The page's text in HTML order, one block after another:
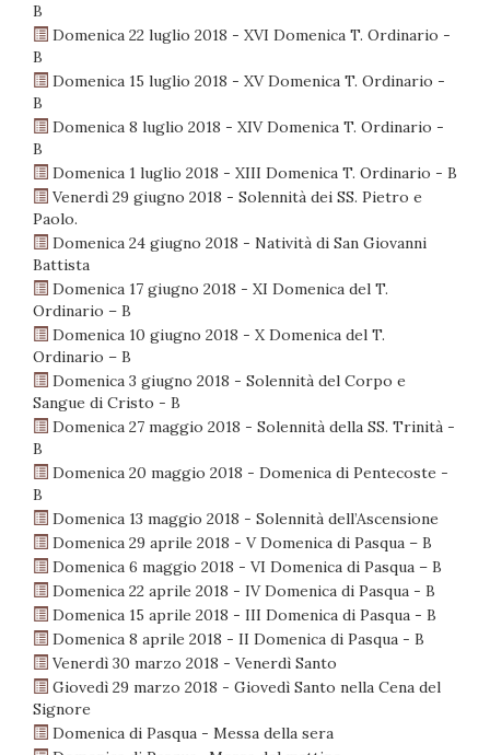
B
Domenica 22 luglio 2018 - XVI Domenica T. Ordinario -
B
Domenica 15 luglio 2018 - XV Domenica T. Ordinario -
B
Domenica 8 luglio 2018 - XIV Domenica T. Ordinario -
B
Domenica 1 luglio 2018 - XIII Domenica T. Ordinario - B
Venerdì 29 giugno 2018 - Solennità dei SS. Pietro e
Paolo.
Domenica 24 giugno 2018 - Natività di San Giovanni
Battista
Domenica 17 giugno 2018 - XI Domenica del T.
Ordinario – B
Domenica 10 giugno 2018 - X Domenica del T.
Ordinario – B
Domenica 3 giugno 2018 - Solennità del Corpo e
Sangue di Cristo - B
Domenica 27 maggio 2018 - Solennità della SS. Trinità -
B
Domenica 20 maggio 2018 - Domenica di Pentecoste -
B
Domenica 13 maggio 2018 - Solennità dell’Ascensione
Domenica 29 aprile 2018 - V Domenica di Pasqua – B
Domenica 6 maggio 2018 - VI Domenica di Pasqua – B
Domenica 22 aprile 2018 - IV Domenica di Pasqua - B
Domenica 15 aprile 2018 - III Domenica di Pasqua - B
Domenica 8 aprile 2018 - II Domenica di Pasqua - B
Venerdì 30 marzo 2018 - Venerdì Santo
Giovedì 29 marzo 2018 - Giovedì Santo nella Cena del
Signore
Domenica di Pasqua - Messa della sera